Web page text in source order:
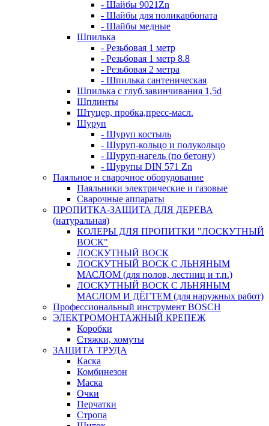
- Шайбы 9021Zn
- Шайбы для поликарбоната
- Шайбы медные
Шпилька
- Резьбовая 1 метр
- Резьбовая 1 метр 8.8
- Резьбовая 2 метра
- Шпилька сантеническая
Шпилька с глуб.завинчивания 1,5d
Шплинты
Штуцер, пробка,пресс-масл.
Шуруп
- Шуруп костыль
- Шуруп-кольцо и полукольцо
- Шуруп-нагель (по бетону)
- Шурупы DIN 571 Zn
Паяльное и сварочное оборудование
Паяльники электрические и газовые
Сварочные аппараты
ПРОПИТКА-ЗАЩИТА ДЛЯ ДЕРЕВА
(натуральная)
КОЛЕРЫ ДЛЯ ПРОПИТКИ "ЛОСКУТНЫЙ
ВОСК"
ЛОСКУТНЫЙ ВОСК
ЛОСКУТНЫЙ ВОСК С ЛЬНЯНЫМ
МАСЛОМ (для полов, лестниц и т.п.)
ЛОСКУТНЫЙ ВОСК С ЛЬНЯНЫМ
МАСЛОМ И ДЁГТЕМ (для наружных работ)
Профессиональный инструмент BOSCH
ЭЛЕКТРОМОНТАЖНЫЙ КРЕПЕЖ
Коробки
Стяжки, хомуты
ЗАЩИТА ТРУДА
Каска
Комбинезон
Маска
Очки
Перчатки
Стропа